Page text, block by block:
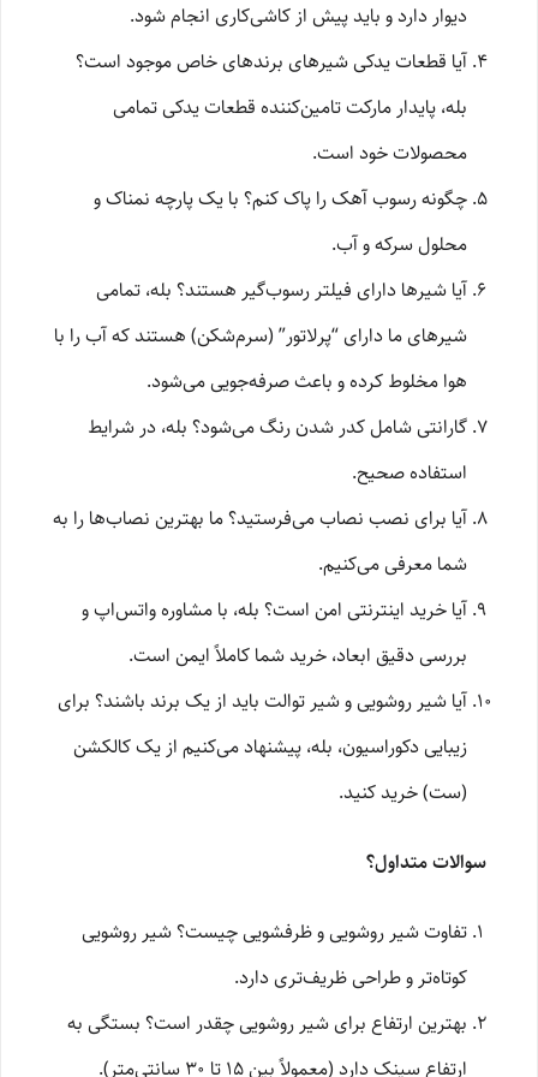
دیوار دارد و باید پیش از کاشی‌کاری انجام شود.
آیا قطعات یدکی شیرهای برندهای خاص موجود است؟
بله، پایدار مارکت تامین‌کننده قطعات یدکی تمامی
محصولات خود است.
چگونه رسوب آهک را پاک کنم؟ با یک پارچه نمناک و
محلول سرکه و آب.
آیا شیرها دارای فیلتر رسوب‌گیر هستند؟ بله، تمامی
شیرهای ما دارای “پرلاتور” (سرم‌شکن) هستند که آب را با
هوا مخلوط کرده و باعث صرفه‌جویی می‌شود.
گارانتی شامل کدر شدن رنگ می‌شود؟ بله، در شرایط
استفاده صحیح.
آیا برای نصب نصاب می‌فرستید؟ ما بهترین نصاب‌ها را به
شما معرفی می‌کنیم.
آیا خرید اینترنتی امن است؟ بله، با مشاوره واتس‌اپ و
بررسی دقیق ابعاد، خرید شما کاملاً ایمن است.
آیا شیر روشویی و شیر توالت باید از یک برند باشند؟ برای
زیبایی دکوراسیون، بله، پیشنهاد می‌کنیم از یک کالکشن
(ست) خرید کنید.
سوالات متداول؟
تفاوت شیر روشویی و ظرفشویی چیست؟ شیر روشویی
کوتاه‌تر و طراحی ظریف‌تری دارد.
بهترین ارتفاع برای شیر روشویی چقدر است؟ بستگی به
ارتفاع سینک دارد (معمولاً بین ۱۵ تا ۳۰ سانتی‌متر).